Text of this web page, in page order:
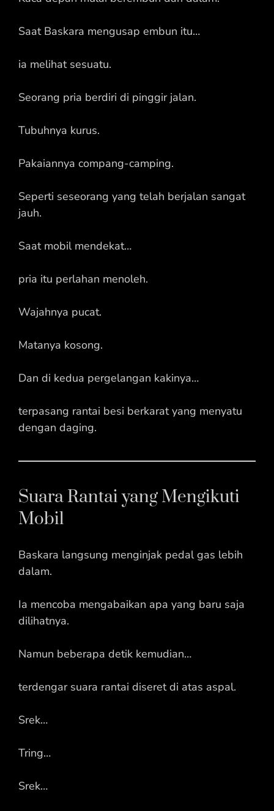
Saat Baskara mengusap embun itu…
ia melihat sesuatu.
Seorang pria berdiri di pinggir jalan.
Tubuhnya kurus.
Pakaiannya compang-camping.
Seperti seseorang yang telah berjalan sangat
jauh.
Saat mobil mendekat…
pria itu perlahan menoleh.
Wajahnya pucat.
Matanya kosong.
Dan di kedua pergelangan kakinya…
terpasang rantai besi berkarat yang menyatu
dengan daging.
Suara Rantai yang Mengikuti
Mobil
Baskara langsung menginjak pedal gas lebih
dalam.
Ia mencoba mengabaikan apa yang baru saja
dilihatnya.
Namun beberapa detik kemudian…
terdengar suara rantai diseret di atas aspal.
Srek…
Tring…
Srek…